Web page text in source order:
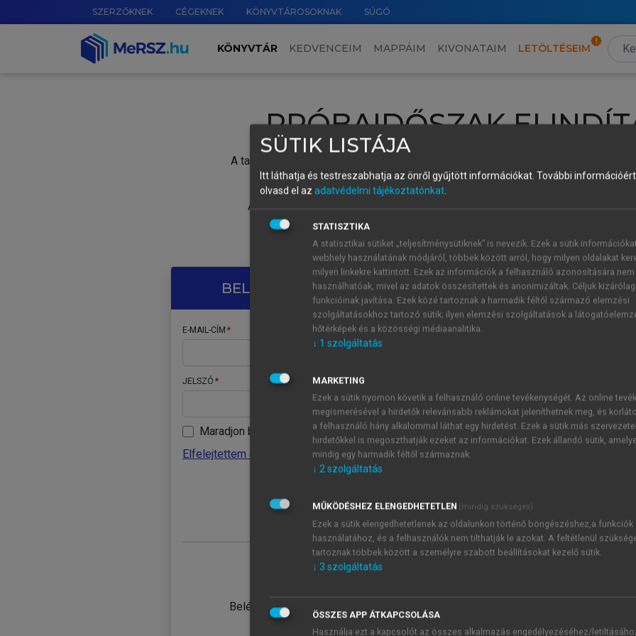
SZERZŐKNEK CÉGEKNEK KÖNYVTÁROSOKNAK SÚGÓ
KÖNYVTÁR KEDVENCEIM MAPPÁIM KIVONATAIM LETÖLTÉSEIM
PRÓBAIDŐSZAK
A tartalom megtekintéséhez lépj be a saját fiókoddal, iskolai azonosítóddal vagy
Új felhasználóként1 óra díjmentes hozzáférésrevagy
A próbaidőszak elindításához,
vagy hozz
A regisztráció után a
BELÉPÉS SAJÁT FIÓKKAL
E-MAIL-CÍM
JELSZÓ
Maradjon belépve
Elfelejtettem a jelszavamat
Belépés intézményi azonosítóval
ÚJ FIÓK
1 óra
JELSZÓ
Kérek értesítést a MeRSZ
Kérek értesítést az
SÜTIK LISTÁJA
Itt láthatja és testreszabhatja az önről gyűjtött információkat. További
olvasd el az adatvédelmi tájékoztatónkat.
STATISZTIKA
A statisztikai sütiket „teljesítménysütiknek” is nevezik. Ezek a sütik
webhely használatának módjáról, többek között arról, hogy milyen oldalakat
milyen linkekre kattintott. Ezek az információk a felhasználó azonosítására nem
használhatóak, mivel az adatok összesítettek és anonimizáltak. Céljuk
funkcióinak javítása. Ezek közé tartoznak a harmadik féltől származó elemzési
szolgáltatásokhoz tartozó sütik; ilyen elemzési szolgáltatások a
hőtérképek és a közösségi médiaanalitika.
↓ 1 szolgáltatás
MARKETING
Ezek a sütik nyomon követik a felhasználó online tevékenységét. Az online
megismerésével a hirdetők relevánsabb reklámokat jeleníthetnek meg, és
a felhasználó hány alkalommal láthat egy hirdetést. Ezek a sütik más
hirdetőkkel is megoszthatják ezeket az információkat. Ezek állandó sütik,
mindig egy harmadik féltől származnak.
↓ 2szolgáltatás
MŰKÖDÉSHEZ ELENGEDHETETLEN (mindig szükséges)
Ezek a sütik elengedhetetlenek az oldalunkon történő böngészéshez,a funkciók
használatához, és a felhasználók nem tilthatják le azokat. A feltétlenül
tartoznak többek között a személyre szabott beállításokat kezelő sütik.
↓ 3 szolgáltatás
ÖSSZES APP ÁTKAPCSOLÁSA
Használja ezt a kapcsolót az összes alkalmazás engedélyezéséhez/